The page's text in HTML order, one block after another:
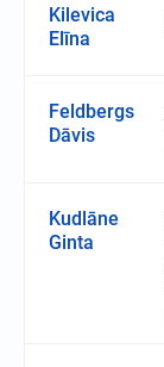
Kilevica
Elīna
Feldbergs
Dāvis
Kudlāne
Ginta